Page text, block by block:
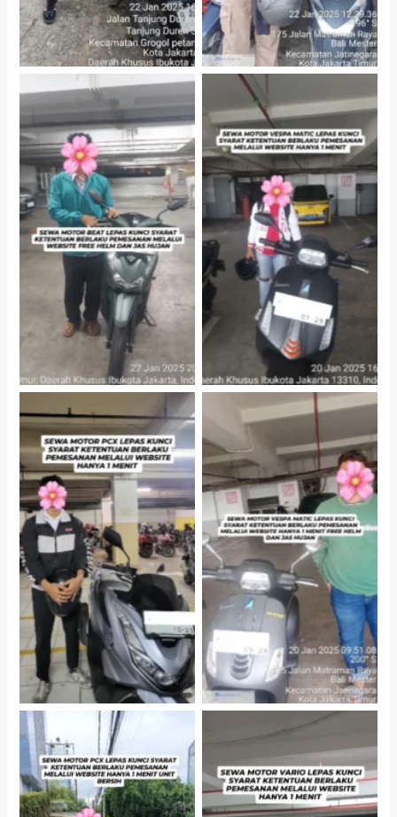
Cityplaza Jatinegara
Gedung Parkir P6A
Cityplaza Jatinegara
Gedung Parkir P6A
Hotel Kartika Chandra,
Jakarta Selatan
Cityplaza Jatinegara
Gedung Parkir P6A